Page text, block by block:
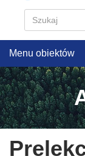
Menu obiektów